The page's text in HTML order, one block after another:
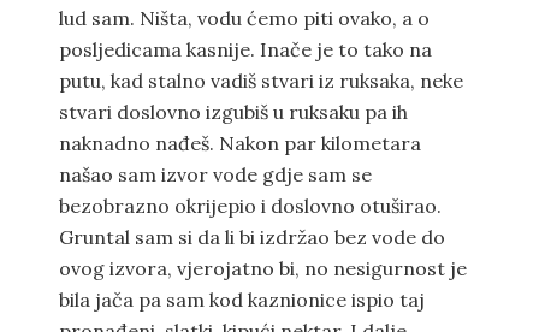
lud sam. Ništa, vodu ćemo piti ovako, a o
posljedicama kasnije. Inače je to tako na
putu, kad stalno vadiš stvari iz ruksaka, neke
stvari doslovno izgubiš u ruksaku pa ih
naknadno nađeš. Nakon par kilometara
našao sam izvor vode gdje sam se
bezobrazno okrijepio i doslovno otuširao.
Gruntal sam si da li bi izdržao bez vode do
ovog izvora, vjerojatno bi, no nesigurnost je
bila jača pa sam kod kaznionice ispio taj